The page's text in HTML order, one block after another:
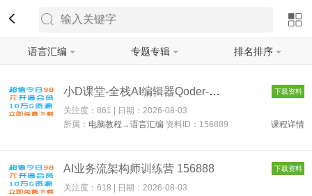
语言汇编 专题专辑 排名排序
小D课堂-全栈AI编辑器Qoder-入门到实战-玩转AI编程 156889 下载资料
关注度：861 | 日期： 2026-08-03
所属： 电脑教程 →语言汇编 资料ID：156889 课程详情
AI业务流架构师训练营 156888 下载资料
关注度：618 | 日期：2026-08-03